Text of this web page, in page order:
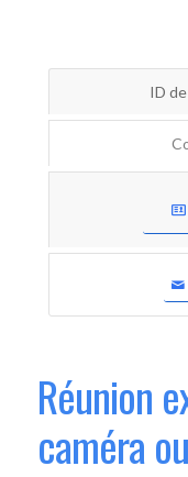
ID
Réunion
caméra